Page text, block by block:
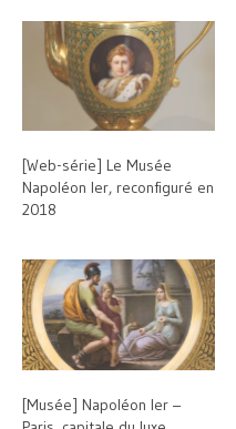
[Web-série] Le Musée
Napoléon Ier, reconfiguré en
2018
[Musée] Napoléon Ier –